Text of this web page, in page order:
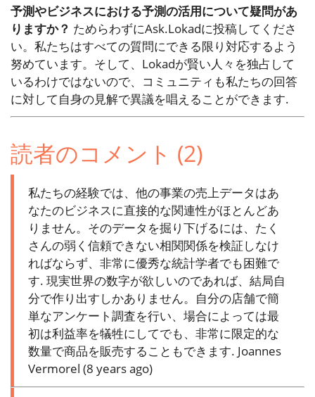
予測やビジネスにおける予測の活用について疑問があ
りますか？ ためらわずにAsk.Lokadに投稿してくださ
い。私たちはすべての質問にできる限り対応するよう
努めています。そして、Lokadが賢い人々を独占して
いるわけではないので、コミュニティも私たちの回答
に対して自身の見解で異議を唱えることができます.
読者のコメント (2)
私たちの経験では、他の事業の売上データはあ
なたのビジネスに直接的な関連性がほとんどあ
りません。そのデータを掘り下げるには、たく
さんの弱く信頼できない相関関係を検証しなけ
ればならず、非常に優秀な統計学者でも困難で
す. 現実世界の数字が欲しいのであれば、結局自
分で作り出すしかありません。自分の店舗で簡
単なアンケート調査を行い、場合によっては最
初は利益率を犠牲にしてでも、非常に限定的な
数量で商品を販売することもできます. Joannes
Vermorel (8 years ago)